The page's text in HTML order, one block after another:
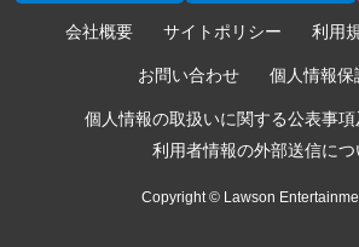
会社概要 サイトポリシー 利用
お問い合わせ 個人情報保
個人情報の取扱いに関する公表事
利用者情報の外部送信につ
Copyright © Lawson